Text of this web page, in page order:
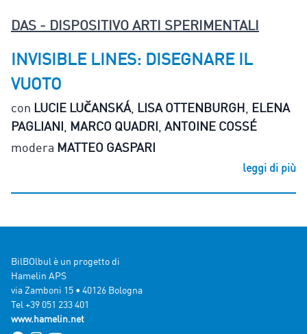
DAS - DISPOSITIVO ARTI SPERIMENTALI
INVISIBLE LINES: DISEGNARE IL
VUOTO
con LUCIE LUČANSKÁ, LISA OTTENBURGH ELENA
PAGLIANI MARCO QUADRI ANTOINE COSSÉ
modera MATTEO GASPARI
leggi di più
BilBOlbul è un progetto di
Hamelin APS
via Zamboni 15 • 40126 Bologna
Tel +39 051 233 401
www.hamelin.net